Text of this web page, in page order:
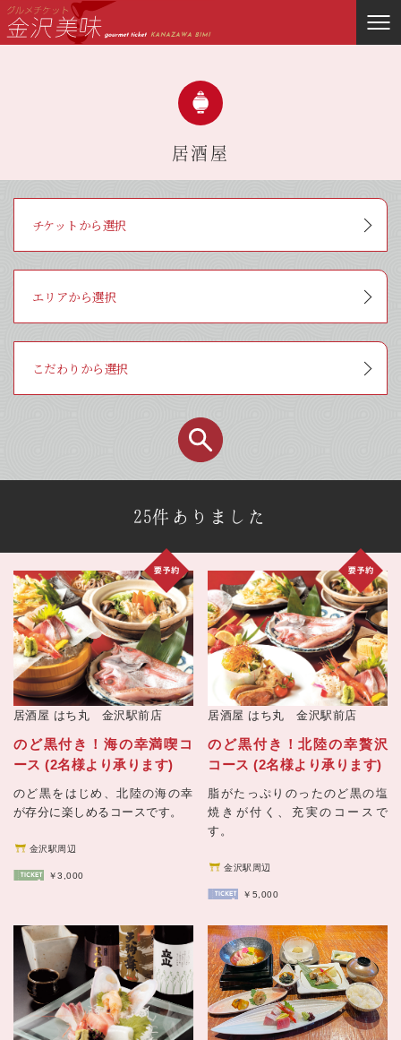
居酒屋
チケットから選択
Red（￥1,000）
Yellow（￥2,000）
Green（￥3,000）
Blue（￥5,000）
Purple（￥10,000）
エリアから選択
金沢駅周辺
近江町市場周辺
ひがし茶屋街周辺
金沢城・兼六園周辺
香林坊・片町周辺
にし茶屋街周辺
その他
こだわりから選択
ランチ
ディナー
Wifi
全面禁煙
団体可能（10名以上）
個室有り
座敷有り
外国語メニュー有り
朝食OK
テイクアウト
25件ありました
居酒屋 はち丸 金沢駅前店
のど黒付き！海の幸満喫コ
ース (2名様より承ります)
のど黒をはじめ、北陸の海の幸
が存分に楽しめるコースです。
金沢駅周辺
￥3,000
居酒屋 はち丸 金沢駅前店
のど黒付き！北陸の幸贅沢
コース (2名様より承ります)
脂がたっぷりのったのど黒の塩
焼きが付く、充実のコースで
す。
金沢駅周辺
￥5,000